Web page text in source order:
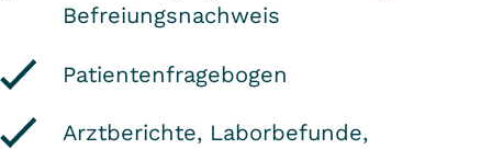
Befreiungsnachweis
Patientenfragebogen
Arztberichte, Laborbefunde,